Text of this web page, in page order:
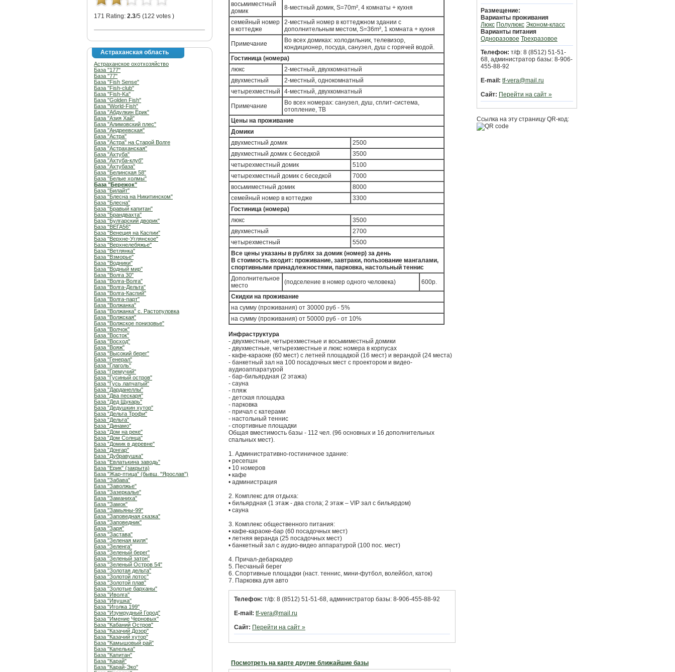
171 Rating: 2.3/5 (122 votes )
Астраханская область
Астраханское охотхозяйство
База "177"
База "77"
База "Fish Sense"
База "Fish-club"
База "Fish-Ka"
База "Golden Fish"
База "World-Fish"
База "Абдулкин Ерик"
База "Азия Хай"
База "Алимовский плес"
База "Андреевская"
База "Астра"
База "Астра" на Старой Волге
База "Астраханская"
База "Ахтуба"
База "Ахтуба-клуб"
База "Ахтубаза"
База "Белинская 58"
База "Белые холмы"
База "Бережок"
База "Билайт"
База "Блесна на Никитинском"
База "Блесна"
База "Бравый капитан"
База "Брандвахта"
База "Булгарский дворик"
База "ВЕГА56"
База "Венеция на Каспии"
База "Верхне-Углянское"
База "Верхнелебяжье"
База "Ветлянка"
База "Взморье"
База "Водники"
База "Водный мир"
База "Волга 30"
База "Волга-Волга"
База "Волга-Дельта"
База "Волга-Каспий"
База "Волга-парт"
База "Волжанка"
База "Волжанка" с. Растопуловка
База "Волжская"
База "Волжское понизовье"
База "Волчок"
База "Восток"
База "Восход"
База "Вояж"
База "Высокий берег"
База "Генерал"
База "Глаголь"
База "Гремучий"
База "Гусиный остров"
База "Гусь лапчатый"
База "Дарданеллы"
База "Два пескаря"
База "Дед Щукарь"
База "Дедушкин хутор"
База "Дельта Трофи"
База "Дельта"
База "Динамо"
База "Дом на реке"
База "Дом Солнца"
База "Домик в деревне"
База "Донгар"
База "Дубравушка"
База "Евлатькина заводь"
База "Ерик" (закрыта)
База "Жар-птица" (бывш. "Ярослав")
База "Забава"
База "Заволжье"
База "Зазеркалье"
База "Заманиха"
База "Замок"
База "Замьяны-99"
База "Заповедная сказка"
База "Заповедник"
База "Заря"
База "Застава"
База "Зеленая миля"
База "Зеленга"
База "Зеленый берег"
База "Зеленый затон"
База "Зеленый Остров 54"
База "Золотая дельта"
База "Золотой лотос"
База "Золотой плав"
База "Золотые барханы"
База "Иволга"
База "Ивушка"
База "Иголка 199"
База "Изумрудный Город"
База "Имение Черновых"
База "Кабаний Остров"
База "Казачий Дозор"
База "Казачий хутор"
База "Камышовый рай"
База "Капелька"
База "Капитан"
База "Карай"
База "Карай-Эко"
восьмиместный
домик
8-местный домик, S=70m², 4 комнаты + кухня
семейный номер
в коттедже
2-местный номер в коттеджном здании с
дополнительным местом, S=36m², 1 комната + кухня
Примечание
Во всех домиках: холодильник, телевизор,
кондиционер, посуда, санузел, душ с горячей водой.
Гостиница (номера)
люкс
2-местный, двухкомнатный
двухместный
2-местный, однокомнатный
четырехместный
4-местный, двухкомнатный
Примечание
Во всех номерах: санузел, душ, сплит-система,
отопление, ТВ
Цены на проживание
Домики
двухместный домик
2500
двухместный домик с беседкой
3500
четырехместный домик
5100
четырехместный домик с беседкой
7000
восьмиместный домик
8000
семейный номер в коттедже
3300
Гостиница (номера)
люкс
3500
двухместный
2700
четырехместный
5500
Все цены указаны в рублях за домик (номер) за день
В стоимость входит: проживание, завтраки, пользование мангалами,
спортивными принадлежностями, парковка, настольный теннис
Дополнительное
место
(подселение в номер одного человека) 600р.
Скидки на проживание
на сумму (проживания) от 30000 руб - 5%
на сумму (проживания) от 50000 руб - от 10%
Инфраструктура
- двухместные, четырехместные и восьмиместный домики
- двухместные, четырехместные и люкс номера в корпусах
- кафе-караоке (60 мест) с летней площадкой (16 мест) и верандой (24 места)
- банкетный зал на 100 посадочных мест с проектором и видео-
аудиоаппаратурой
- бар-бильярдная (2 этажа)
- сауна
- пляж
- детская площадка
- парковка
- причал с катерами
- настольный теннис
- спортивные площадки
Общая вместимость базы - 112 чел. (96 основных и 16 дополнительных
спальных мест).
1. Административно-гостиничное здание:
• ресепшн
• 10 номеров
• кафе
• администрация
2. Комплекс для отдыха:
• бильярдная (1 этаж - два стола; 2 этаж – VIP зал с бильярдом)
• сауна
3. Комплекс общественного питания:
• кафе-караоке-бар (60 посадочных мест)
• летняя веранда (25 посадочных мест)
• банкетный зал с аудио-видео аппаратурой (100 пос. мест)
4. Причал-дебаркадер
5. Песчаный берег
6. Спортивные площадки (наст. теннис, мини-футбол, волейбол, каток)
7. Парковка для авто
Телефон: т/ф: 8 (8512) 51-51-68, администратор базы: 8-906-455-88-92
E-mail: tf-vera@mail.ru
Сайт: Перейти на сайт »
Посмотреть на карте другие ближайшие базы
Размещение:
Варианты проживания
Люкс Полулюкс Эконом-класс
Варианты питания
Одноразовое Трехразовое
Телефон: т/ф: 8 (8512) 51-51-
68, администратор базы: 8-906-
455-88-92
E-mail: tf-vera@mail.ru
Сайт: Перейти на сайт »
Ссылка на эту страницу QR-код: